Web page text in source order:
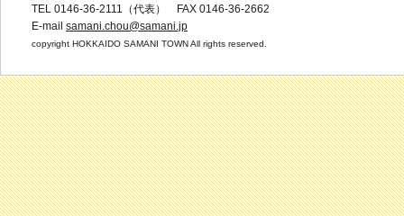
TEL 0146-36-2111（代表） FAX 0146-36-2662
E-mail samani.chou@samani.jp
copyright HOKKAIDO SAMANI TOWN All rights reserved.